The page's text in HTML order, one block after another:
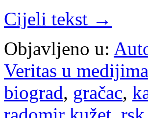
Cijeli tekst →
Objavljeno u:
Veritas u medijima
biograd, gračac,